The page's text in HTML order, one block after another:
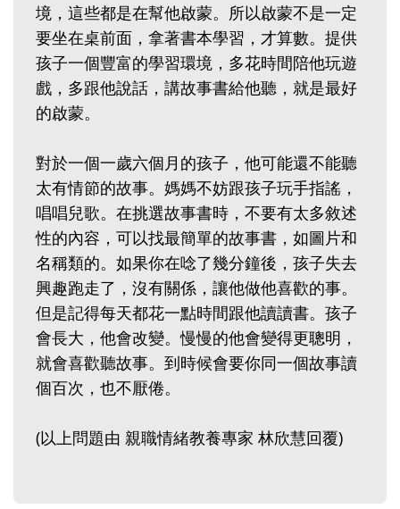
境，這些都是在幫他啟蒙。所以啟蒙不是一定
要坐在桌前面，拿著書本學習，才算數。提供
孩子一個豐富的學習環境，多花時間陪他玩遊
戲，多跟他說話，講故事書給他聽，就是最好
的啟蒙。
對於一個一歲六個月的孩子，他可能還不能聽
太有情節的故事。媽媽不妨跟孩子玩手指謠，
唱唱兒歌。在挑選故事書時，不要有太多敘述
性的內容，可以找最簡單的故事書，如圖片和
名稱類的。如果你在唸了幾分鐘後，孩子失去
興趣跑走了，沒有關係，讓他做他喜歡的事。
但是記得每天都花一點時間跟他讀讀書。孩子
會長大，他會改變。慢慢的他會變得更聰明，
就會喜歡聽故事。到時候會要你同一個故事讀
個百次，也不厭倦。
(以上問題由 親職情緒教養專家 林欣慧回覆)